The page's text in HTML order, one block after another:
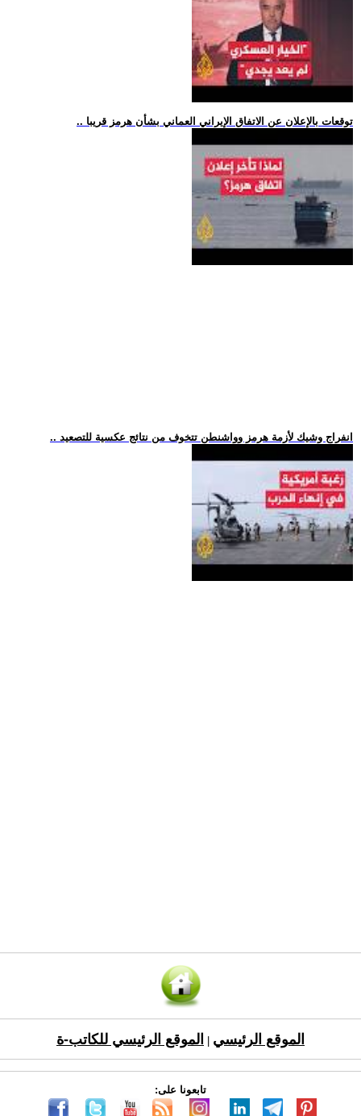
.. توقعات بالإعلان عن الاتفاق الإيراني العماني بشأن هرمز قريبا
.. انفراج وشيك لأزمة هرمز وواشنطن تتخوف من نتائج عكسية للتصعيد
الموقع الرئيسي الموقع الرئيسي للكاتب-ة
تابعونا على: